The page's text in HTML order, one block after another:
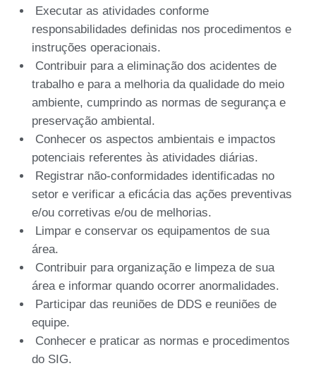
Executar as atividades conforme
responsabilidades definidas nos procedimentos e
instruções operacionais.
Contribuir para a eliminação dos acidentes de
trabalho e para a melhoria da qualidade do meio
ambiente, cumprindo as normas de segurança e
preservação ambiental.
Conhecer os aspectos ambientais e impactos
potenciais referentes às atividades diárias.
Registrar não-conformidades identificadas no
setor e verificar a eficácia das ações preventivas
e/ou corretivas e/ou de melhorias.
Limpar e conservar os equipamentos de sua
área.
Contribuir para organização e limpeza de sua
área e informar quando ocorrer anormalidades.
Participar das reuniões de DDS e reuniões de
equipe.
Conhecer e praticar as normas e procedimentos
do SIG.